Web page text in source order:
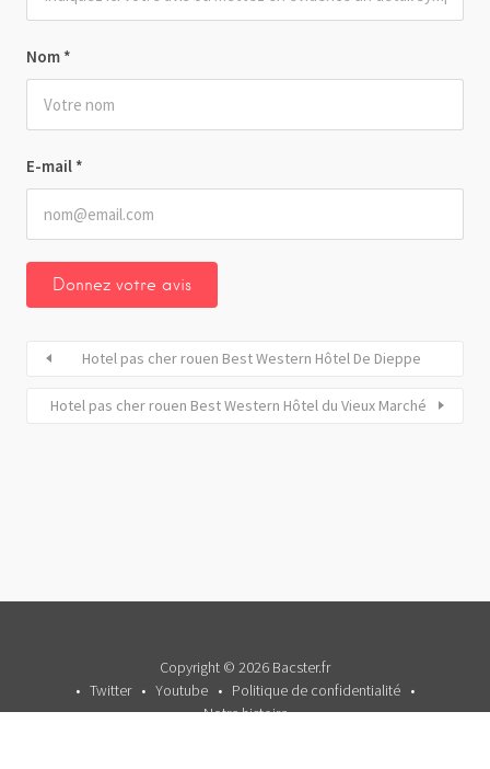
Nom *
E-mail *
Hotel pas cher rouen Best Western Hôtel De Dieppe
Hotel pas cher rouen Best Western Hôtel du Vieux Marché
Copyright © 2026 Bacster.fr
Twitter
Youtube
Politique de confidentialité
Notre histoire